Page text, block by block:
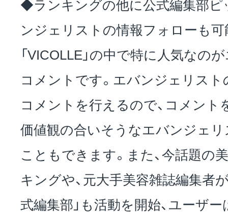
◆ランキングの他に公式編集部ピ
ンジェリストの情報フォローも可
「VICOLLE」の中で特に人気なの
コメントです。エバンジェリス
コメントを行えるので、コメン
価値観の合いそうなエバンジェ
こともできます。また、今話題の
キングや、元大手美容雑誌編集者
式編集部」も活動を開始、ユーザ